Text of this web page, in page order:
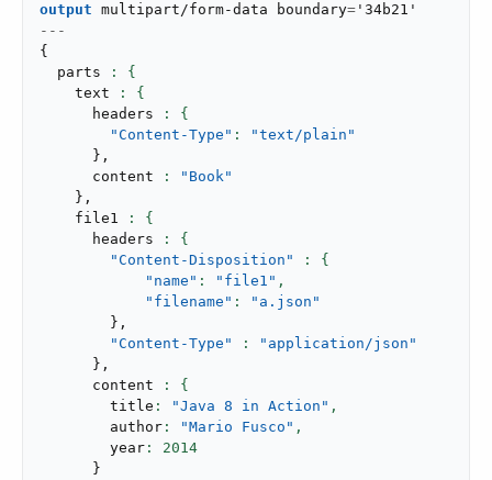
output multipart/form-data boundary=
---
{
  parts
    text
      headers
"Content-Type" :
"text/plain"
} ,
      content
:
"Book"
} ,
    file1
      headers
"Content-Disposition"
"name" : "file1" ,
"filename" :
"a.json"
} ,
"Content-Type"
:
"application/json"
} ,
      content
        title
: "Java 8 in Action" ,
        author
: "Mario Fusco" ,
        year
: 2014
}